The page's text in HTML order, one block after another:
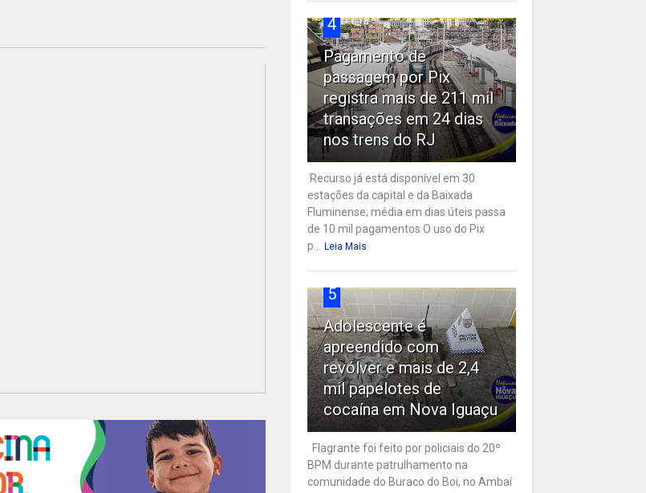
4
Pagamento de
passagem por Pix
registra mais de 211 mil
transações em 24 dias
nos trens do RJ
Recurso já está disponível em 30
estações da capital e da Baixada
Fluminense; média em dias úteis passa
de 10 mil pagamentos O uso do Pix
p...
Leia Mais
5
Adolescente é
apreendido com
revólver e mais de 2,4
mil papelotes de
cocaína em Nova Iguaçu
Flagrante foi feito por policiais do 20º
BPM durante patrulhamento na
comunidade do Buraco do Boi, no Ambaí